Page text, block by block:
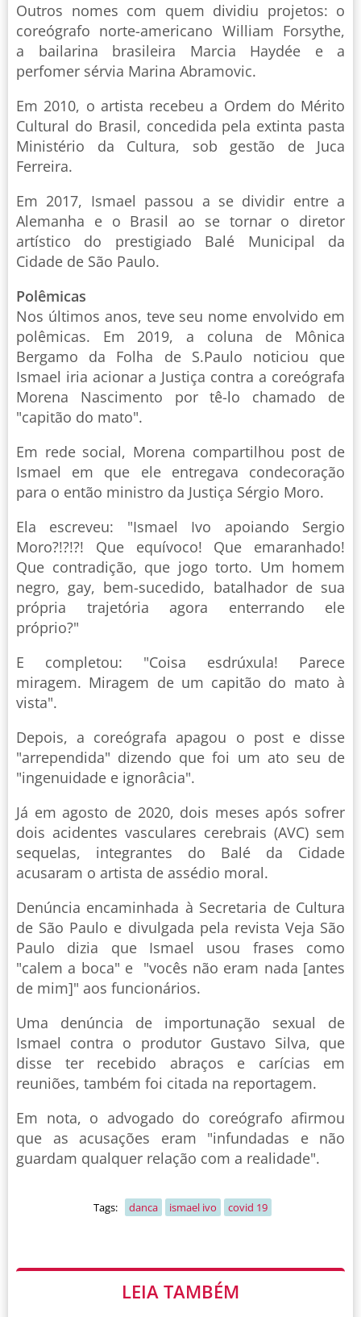
Outros nomes com quem dividiu projetos: o
coreógrafo norte-americano William Forsythe,
a bailarina brasileira Marcia Haydée e a
perfomer sérvia Marina Abramovic.
Em 2010, o artista recebeu a Ordem do Mérito
Cultural do Brasil, concedida pela extinta pasta
Ministério da Cultura, sob gestão de Juca
Ferreira.
Em 2017, Ismael passou a se dividir entre a
Alemanha e o Brasil ao se tornar o diretor
artístico do prestigiado Balé Municipal da
Cidade de São Paulo.
Polêmicas
Nos últimos anos, teve seu nome envolvido em
polêmicas. Em 2019, a coluna de Mônica
Bergamo da Folha de S.Paulo noticiou que
Ismael iria acionar a Justiça contra a coreógrafa
Morena Nascimento por tê-lo chamado de
"capitão do mato".
Em rede social, Morena compartilhou post de
Ismael em que ele entregava condecoração
para o então ministro da Justiça Sérgio Moro.
Ela escreveu: "Ismael Ivo apoiando Sergio
Moro?!?!?! Que equívoco! Que emaranhado!
Que contradição, que jogo torto. Um homem
negro, gay, bem-sucedido, batalhador de sua
própria trajetória agora enterrando ele
próprio?"
E completou: "Coisa esdrúxula! Parece
miragem. Miragem de um capitão do mato à
vista".
Depois, a coreógrafa apagou o post e disse
"arrependida" dizendo que foi um ato seu de
"ingenuidade e ignorâcia".
Já em agosto de 2020, dois meses após sofrer
dois acidentes vasculares cerebrais (AVC) sem
sequelas, integrantes do Balé da Cidade
acusaram o artista de assédio moral.
Denúncia encaminhada à Secretaria de Cultura
de São Paulo e divulgada pela revista Veja São
Paulo dizia que Ismael usou frases como
"calem a boca" e "vocês não eram nada [antes
de mim]" aos funcionários.
Uma denúncia de importunação sexual de
Ismael contra o produtor Gustavo Silva, que
disse ter recebido abraços e carícias em
reuniões, também foi citada na reportagem.
Em nota, o advogado do coreógrafo afirmou
que as acusações eram "infundadas e não
guardam qualquer relação com a realidade".
Tags: danca ismael ivo covid 19
LEIA TAMBÉM